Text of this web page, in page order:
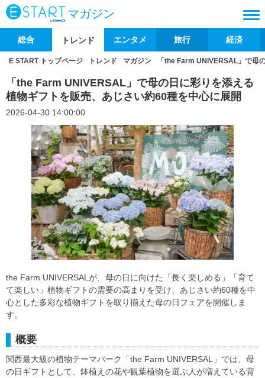
マガジン
総合 トレンド エンタメ 旅行 経済
E START トップページ トレンド マガジン 「the Farm UNIVERSAL」で母
「the Farm UNIVERSAL」で母の日に彩りを添える
植物ギフトを販売、あじさい約60種を中心に展開
2026-04-30 14:00:00
the Farm UNIVERSALが、母の日に向けた「長く楽しめる」「育て
て楽しい」植物ギフトの需要の高まりを受け、あじさい約60種を中
心とした多彩な植物ギフトを取り揃えた母の日フェアを開催しま
す。
概要
関西最大級の植物テーマパーク「the Farm UNIVERSAL」では、母
の日ギフトとして、鉢植えの花や観葉植物を選ぶ人が増えている背